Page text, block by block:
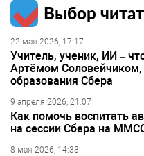
Выбор
22 мая 2026, 17:17
Учитель, ученик, ИИ –
Артёмом Соловейчиком,
образования Сбера
9 апреля 2026, 21:07
Как помочь воспитать
на сессии Сбера на
8 мая 2026, 14:33